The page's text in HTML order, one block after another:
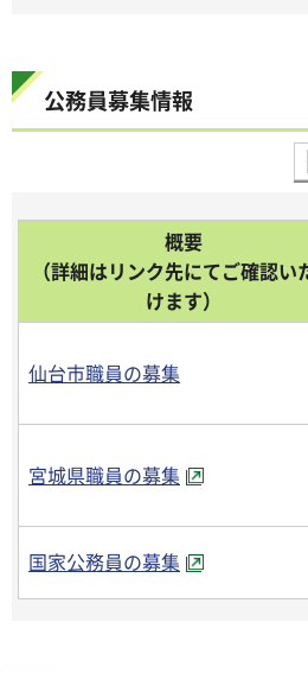
公務員募集情報
概要
（詳細はリンク先にてご確認い
けます）
仙台市職員の募集
宮城県職員の募集
国家公務員の募集